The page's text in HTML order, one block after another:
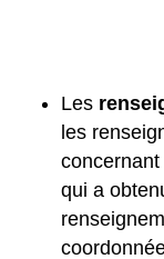
Les
les
qui a